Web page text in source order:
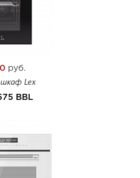
руб.
Lex
BBL